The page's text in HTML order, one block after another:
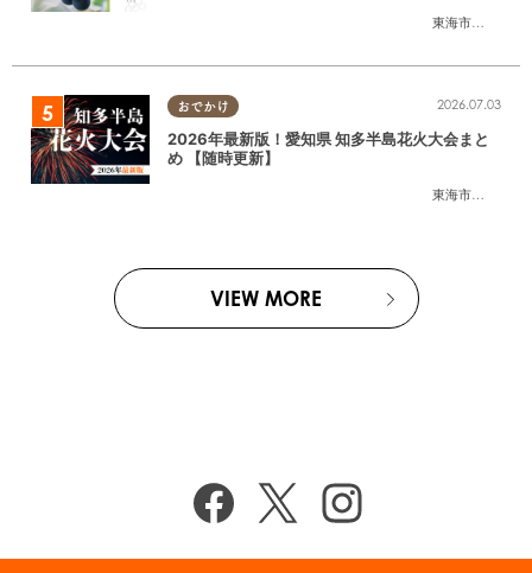
東海市
,大府市
おでかけ
東海市
,大府市
2026.07.03
2026年最新版！愛知県 知多半島花火大会まと
め 【随時更新】
VIEW MORE